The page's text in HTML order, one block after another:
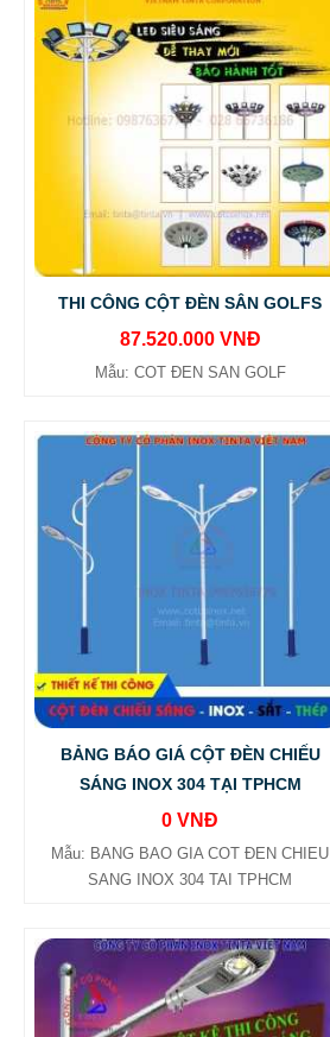
THI CÔNG CỘT ĐÈN SÂN GOLFS
87.520.000 VNĐ
Mẫu: COT ĐEN SAN GOLF
BẢNG BÁO GIÁ CỘT ĐÈN CHIẾU
SÁNG INOX 304 TẠI TPHCM
0 VNĐ
Mẫu: BANG BAO GIA COT ĐEN CHIEU
SANG INOX 304 TAI TPHCM